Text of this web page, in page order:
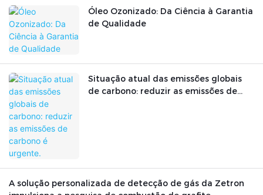
Óleo Ozonizado: Da Ciência à Garantia
de Qualidade
Situação atual das emissões globais
de carbono: reduzir as emissões de
A solução personalizada de detecção de gás da Zetron